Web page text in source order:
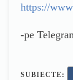
https://
-pe
SUBIECTE: